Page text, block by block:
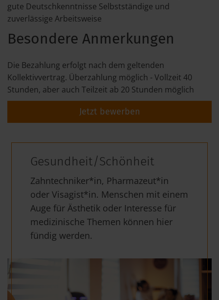
gute Deutschkenntnisse Selbstständige und
zuverlässige Arbeitsweise
Besondere Anmerkungen
Die Bezahlung erfolgt nach dem geltenden
Kollektivvertrag. Überzahlung möglich - Vollzeit 40
Stunden, aber auch Teilzeit ab 20 Stunden möglich
Jetzt bewerben
Gesundheit/Schönheit
Zahntechniker*in, Pharmazeut*in
oder Visagist*in. Menschen mit einem
Auge für Ästhetik oder Interesse für
medizinische Themen können hier
fündig werden.